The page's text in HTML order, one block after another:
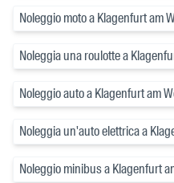
Noleggio moto a Klagenfurt am
Noleggia una roulotte a
Noleggio auto a Klagenfurt am
Noleggia un'auto elettrica a
Noleggio minibus a Klagenfurt